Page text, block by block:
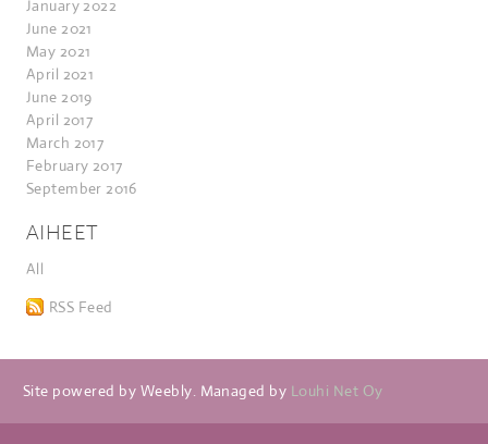
January 2022
June 2021
May 2021
April 2021
June 2019
April 2017
March 2017
February 2017
September 2016
AIHEET
All
RSS Feed
Site powered by Weebly. Managed by Louhi Net Oy